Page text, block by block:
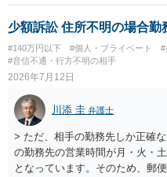
少額訴訟 住所不明の場合勤
#140万円以下 #個人・プライベート
#
#音信不通・行方不明の相手
2026年7月12日
川添 圭 弁護士
> ただ、相手の勤務先しか正確
の勤務先の営業時間が月・火・
となっています。そのため、郵